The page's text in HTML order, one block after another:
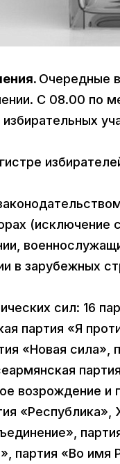
Очередные
С 08.00 по
(исключение
в зарубежных
сил: 16
партия «Я
«Новая сила»,
возрождение
партия «Во